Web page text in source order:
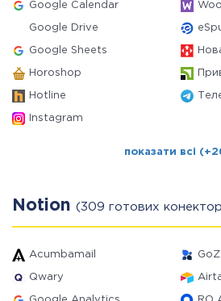
Google Calendar
Google Drive
Google Sheets
Horoshop
Hotline
Instagram
показати всі
Notion (309 готових
Acumbamail
Qwary